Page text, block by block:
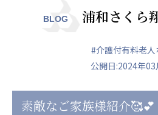
社会福祉法人長寿の森
株式会社 サンガジャパン
株式会社日本遮蔽技研
株式会社Genkiリレーションズ
BLOG 浦和さくら
#介護付有料老人
公開日:2024年03
素敵なご家族様紹介🥰💕